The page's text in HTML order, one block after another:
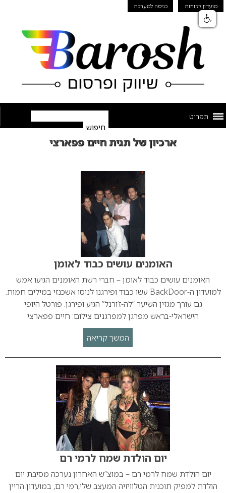
מועדון לקוחות כניסה למערכת
תפריט
ארכיון של תגית חיים פפארצי
האומנים עושים כבוד לאומן
האומנים עושים כבוד לאומן – חברי רשת האומנים הגיעו אמש
למועדון ה-BackDoor עשו כבוד ופירגנו לניסו אשכנזי במילים חמות.
גם עורך מגזין השיער “לה-ז’ורנל” הגיע ופירגן. פורטל היופי
הישראלי-בראש מפרגן למפרגנים צילום: חיים פפארצי
המשך קריאה
יום הולדת שמח לרמי רם
יום הולדת שמח לרמי רם – במוצ”ש האחרון נערכה מסיבת יום
הולדת למפיק תוכנית הטלוויזיה המעצב שלי,רמי רם, במועדון הריין